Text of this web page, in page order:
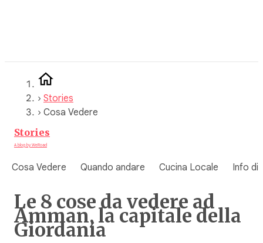
› Stories
› Cosa Vedere
Stories
A blog by WeRoad
Cosa Vedere Quando andare Cucina Locale Info di
Le 8 cose da vedere ad
Amman, la capitale della
Giordania